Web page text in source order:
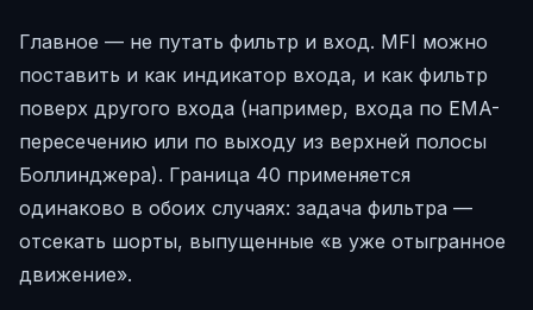
Главное — не путать фильтр и вход. MFI можно
поставить и как индикатор входа, и как фильтр
поверх другого входа (например, входа по EMA-
пересечению или по выходу из верхней полосы
Боллинджера). Граница 40 применяется
одинаково в обоих случаях: задача фильтра —
отсекать шорты, выпущенные «в уже отыгранное
движение».